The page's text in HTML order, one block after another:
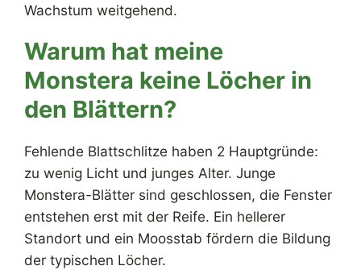
Wachstum weitgehend.
Warum hat meine
Monstera keine Löcher in
den Blättern?
Fehlende Blattschlitze haben 2 Hauptgründe:
zu wenig Licht und junges Alter. Junge
Monstera-Blätter sind geschlossen, die Fenster
entstehen erst mit der Reife. Ein hellerer
Standort und ein Moosstab fördern die Bildung
der typischen Löcher.